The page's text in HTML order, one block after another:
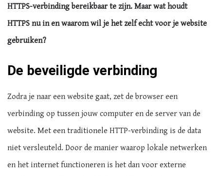
HTTPS-verbinding bereikbaar te zijn. Maar wat houdt
HTTPS nu in en waarom wil je het zelf echt voor je website
gebruiken?
De beveiligde verbinding
Zodra je naar een website gaat, zet de browser een
verbinding op tussen jouw computer en de server van de
website. Met een traditionele HTTP-verbinding is de data
niet versleuteld. Door de manier waarop lokale netwerken
en het internet functioneren is het dan voor externe